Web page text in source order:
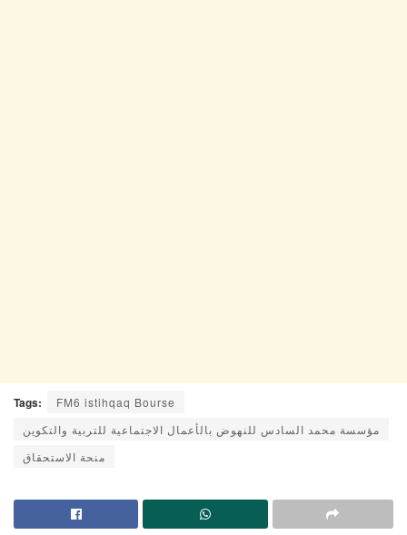
Tags:
FM6 istihqaq Bourse
مؤسسة محمد السادس للنهوض بالأعمال الاجتماعية للتربية والتكوين
منحة الاستحقاق